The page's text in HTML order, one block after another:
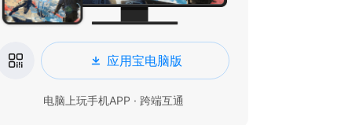
应用宝电脑版
电脑上玩手机APP · 跨端互通